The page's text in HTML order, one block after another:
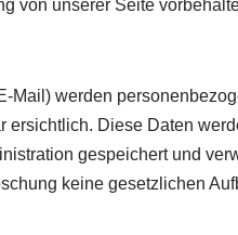
unserer Seite
Mail) werden
Diese Daten
gespeichert und
keine gesetzlichen